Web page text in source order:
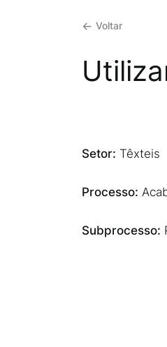
Voltar
Setor: Têxteis
Processo:
Subprocesso: